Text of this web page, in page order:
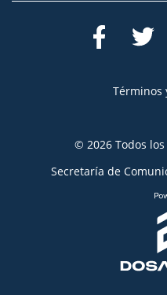
Términos
© 2026 Todos
Secretaría de